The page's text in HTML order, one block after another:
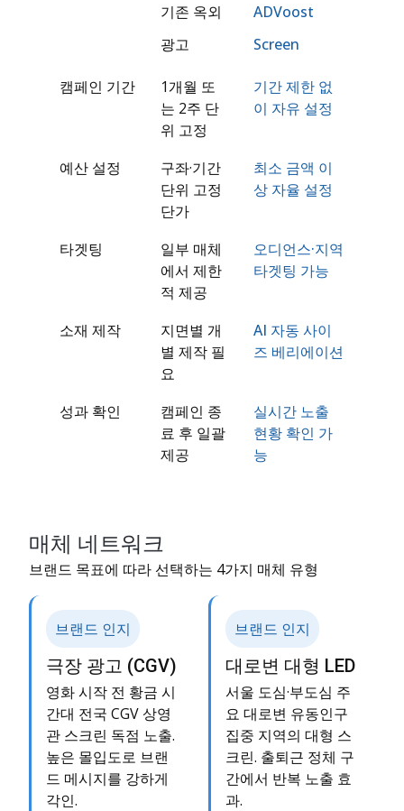
기존 옥외
광고
ADVoost
Screen
캠페인 기간
1개월 또
는 2주 단
위 고정
기간 제한 없
이 자유 설정
예산 설정
구좌·기간
단위 고정
단가
최소 금액 이
상 자율 설정
타겟팅
일부 매체
에서 제한
적 제공
오디언스·지역
타겟팅 가능
소재 제작
지면별 개
별 제작 필
요
AI 자동 사이
즈 베리에이션
성과 확인
캠페인 종
료 후 일괄
제공
실시간 노출
현황 확인 가
능
매체 네트워크
브랜드 목표에 따라 선택하는 4가지 매체 유형
브랜드 인지
극장 광고 (CGV)
영화 시작 전 황금 시
간대 전국 CGV 상영
관 스크린 독점 노출.
높은 몰입도로 브랜
드 메시지를 강하게
각인.
브랜드 인지
대로변 대형 LED
서울 도심·부도심 주
요 대로변 유동인구
집중 지역의 대형 스
크린. 출퇴근 정체 구
간에서 반복 노출 효
과.